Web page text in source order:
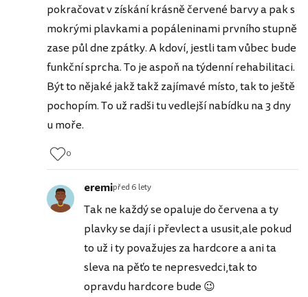
pokračovat v získání krásně červené barvy a pak s
mokrými plavkami a popáleninami prvního stupně
zase půl dne zpátky. A kdoví, jestli tam vůbec bude
funkční sprcha. To je aspoň na týdenní rehabilitaci.
Být to nějaké jakž takž zajímavé místo, tak to ještě
pochopím. To už radši tu vedlejší nabídku na 3 dny
u moře.
0
eremipřed 6 lety
Tak ne každý se opaluje do červena a ty
plavky se dají i převlect a ususit,ale pokud
to už i ty považujes za hardcore a ani ta
sleva na pěťo te nepresvedci,tak to
opravdu hardcore bude 😉